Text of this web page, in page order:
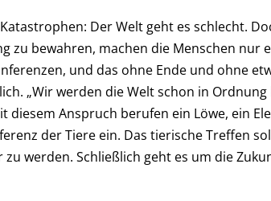
Der Welt geht es schlecht.
zu bewahren, machen die Menschen nur
und das ohne Ende und ohne
„Wir werden die Welt schon in
diesem Anspruch berufen ein Löwe, ein
der Tiere ein. Das tierische Treffen
zu werden. Schließlich geht es um die